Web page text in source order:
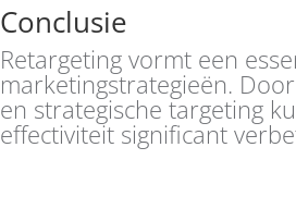
Conclusie
Retargeting vormt een
marketingstrategieën.
en strategische targeting
effectiviteit significant